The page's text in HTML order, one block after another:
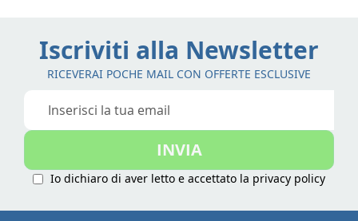
pagina
Iscriviti alla Newsletter
RICEVERAI POCHE MAIL CON OFFERTE ESCLUSIVE
Iscriviti
nostra
INVIA
Io dichiaro di aver letto e accettato la privacy policy